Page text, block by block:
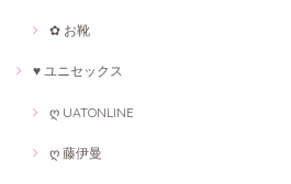
✿ お靴
♥ ユニセックス
ღ UATONLINE
ღ 藤伊曼